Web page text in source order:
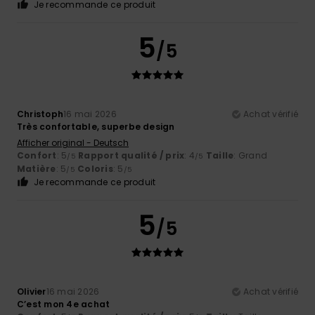
Je recommande ce produit
5/5
Christoph16 mai 2026
Achat vérifié
Très confortable, superbe design
Afficher original - Deutsch
Confort: 5/5 Rapport qualité / prix: 4/5 Taille: Grand
Matière: 5/5 Coloris: 5 /5
Je recommande ce produit
5/5
Olivier16 mai 2026
Achat vérifié
C’est mon 4e achat